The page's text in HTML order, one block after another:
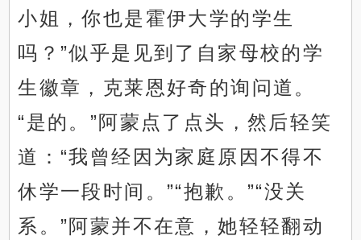
小姐，你也是霍伊大学的学生
吗？”似乎是见到了自家母校的学
生徽章，克莱恩好奇的询问道。
“是的。”阿蒙点了点头，然后轻笑
道：“我曾经因为家庭原因不得不
休学一段时间。”“抱歉。”“没关
系。”阿蒙并不在意，她轻轻翻动